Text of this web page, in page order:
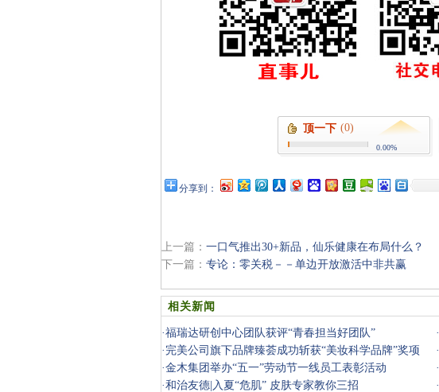
顶一下 (0)
0.00%
分享到：
上一篇： 一口气推出30+新品，仙乐健康在布局什么？
下一篇： 专论：零关税－－单边开放激活中非共赢
相关新闻
·福瑞达研创中心团队获评“青春担当好团队” ·
· 完美公司旗下品牌臻荟成功斩获“美妆科学品牌”奖项 ·
·金木集团举办“五一”劳动节一线员工表彰活动 ·
·和治友德|入夏“危肌” 皮肤专家教你三招 ·